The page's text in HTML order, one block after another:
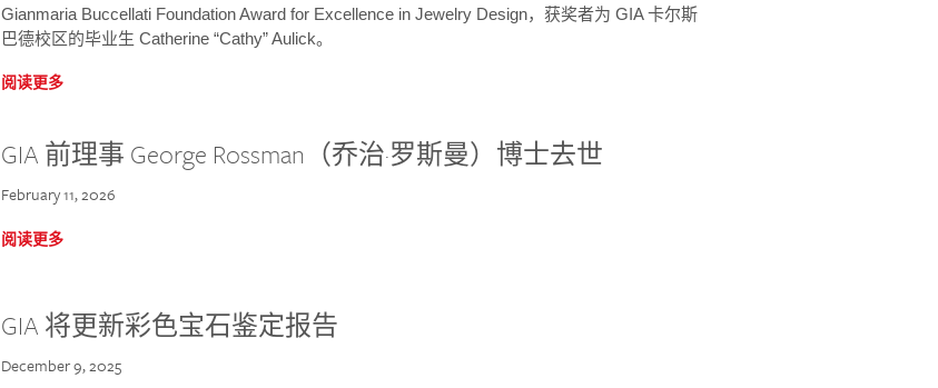
Gianmaria Buccellati Foundation Award for Excellence in Jewelry Design，获奖者为 GIA 卡尔斯
巴德校区的毕业生 Catherine “Cathy” Aulick。
阅读更多
GIA 前理事 George Rossman（乔治·罗斯曼）博士去世
February 11, 2026
阅读更多
GIA 将更新彩色宝石鉴定报告
December 9, 2025